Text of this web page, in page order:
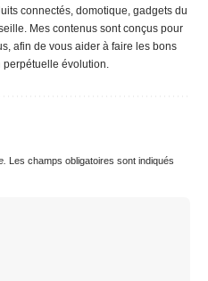
connectés, domotique, gadgets du
Mes contenus sont conçus pour
afin de vous aider à faire les bons
évolution.
Les champs obligatoires sont indiqués